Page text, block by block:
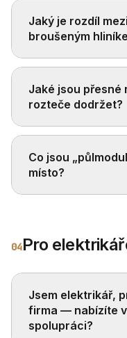
Jaký je rozdíl
broušeným
Jaké jsou přesné
rozteče dodržet?
Co jsou
místo?
04Pro
Jsem elektrikář,
firma — nabízíte
spolupráci?